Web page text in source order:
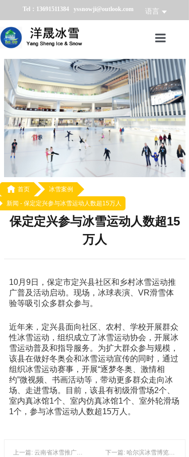
Tel：13691511384 yssnowji@outlook.com 语言
首页
冰雪产品
冰雪业务
冰雪案例
冰雪新闻
 首页
冰雪案例
新闻 - 保定定兴参与冰雪运动人数超15万人
保定定兴参与冰雪运动人数超15
万人
10月9日，保定市定兴县社区和乡村冰雪运动推
广普及活动启动。现场，冰球表演、VR滑雪体
验等吸引众多群众参与。
近年来，定兴县面向社区、农村、学校开展群众
性冰雪运动，组织成立了冰雪运动协会，开展冰
雪运动普及和指导服务。为扩大群众参与规模，
该县在做好冬奥会和冰雪运动宣传的同时，通过
组织冰雪运动赛事，开展“逐梦冬奥、激情相
约”微视频、书画活动等，带动更多群众走向冰
场、走进雪场。目前，该县有初级滑雪场2个、
室内真冰馆1个、室内仿真冰馆1个、室外轮滑场
1个，参与冰雪运动人数超15万人。
上一篇: 云南省冰雪推广普及活动圆满落幕 下一篇: 哈尔滨冰雪博览会 12月17日启幕